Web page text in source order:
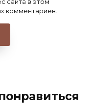
сайта в этом
комментариев.